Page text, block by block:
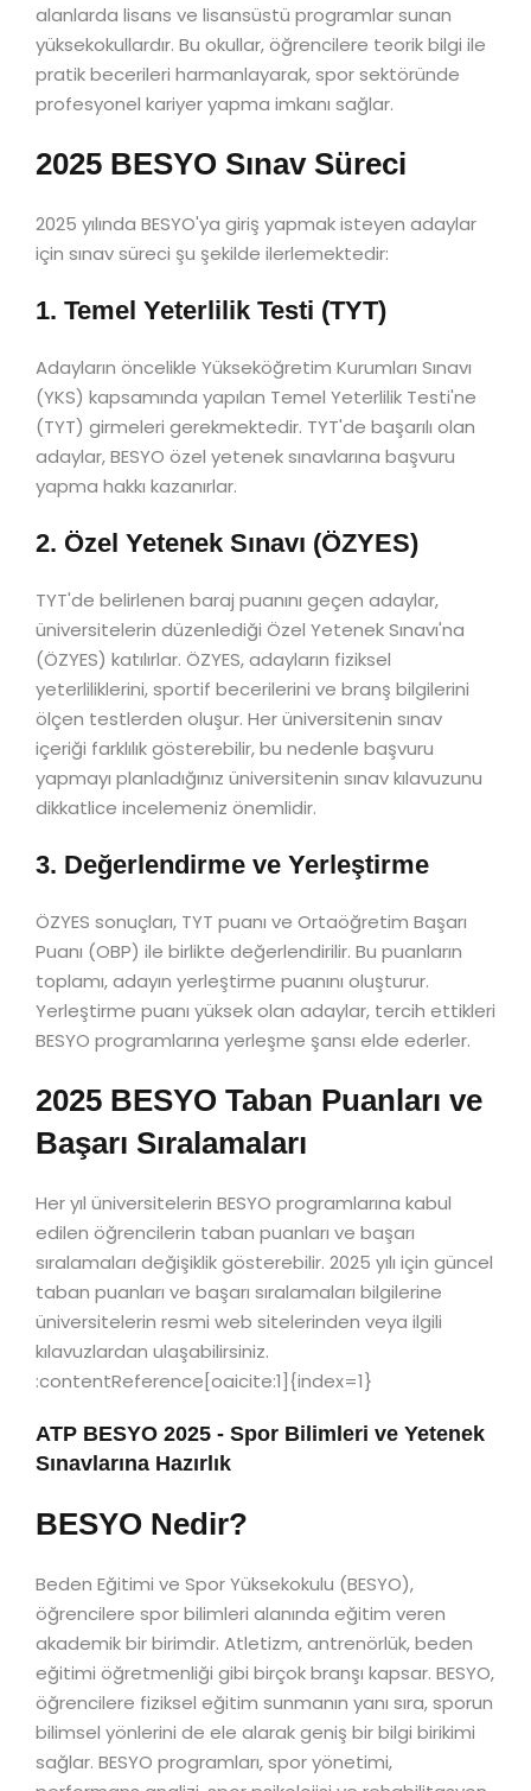
alanlarda lisans ve lisansüstü programlar sunan
yüksekokullardır. Bu okullar, öğrencilere teorik bilgi ile
pratik becerileri harmanlayarak, spor sektöründe
profesyonel kariyer yapma imkanı sağlar.
2025 BESYO Sınav Süreci
2025 yılında BESYO'ya giriş yapmak isteyen adaylar
için sınav süreci şu şekilde ilerlemektedir:
1. Temel Yeterlilik Testi (TYT)
Adayların öncelikle Yükseköğretim Kurumları Sınavı
(YKS) kapsamında yapılan Temel Yeterlilik Testi'ne
(TYT) girmeleri gerekmektedir. TYT'de başarılı olan
adaylar, BESYO özel yetenek sınavlarına başvuru
yapma hakkı kazanırlar.
2. Özel Yetenek Sınavı (ÖZYES)
TYT'de belirlenen baraj puanını geçen adaylar,
üniversitelerin düzenlediği Özel Yetenek Sınavı'na
(ÖZYES) katılırlar. ÖZYES, adayların fiziksel
yeterliliklerini, sportif becerilerini ve branş bilgilerini
ölçen testlerden oluşur. Her üniversitenin sınav
içeriği farklılık gösterebilir, bu nedenle başvuru
yapmayı planladığınız üniversitenin sınav kılavuzunu
dikkatlice incelemeniz önemlidir.
3. Değerlendirme ve Yerleştirme
ÖZYES sonuçları, TYT puanı ve Ortaöğretim Başarı
Puanı (OBP) ile birlikte değerlendirilir. Bu puanların
toplamı, adayın yerleştirme puanını oluşturur.
Yerleştirme puanı yüksek olan adaylar, tercih ettikleri
BESYO programlarına yerleşme şansı elde ederler.
2025 BESYO Taban Puanları ve
Başarı Sıralamaları
Her yıl üniversitelerin BESYO programlarına kabul
edilen öğrencilerin taban puanları ve başarı
sıralamaları değişiklik gösterebilir. 2025 yılı için güncel
taban puanları ve başarı sıralamaları bilgilerine
üniversitelerin resmi web sitelerinden veya ilgili
kılavuzlardan ulaşabilirsiniz.
:contentReference[oaicite:1]{index=1}
ATP BESYO 2025 - Spor Bilimleri ve Yetenek
Sınavlarına Hazırlık
BESYO Nedir?
Beden Eğitimi ve Spor Yüksekokulu (BESYO),
öğrencilere spor bilimleri alanında eğitim veren
akademik bir birimdir. Atletizm, antrenörlük, beden
eğitimi öğretmenliği gibi birçok branşı kapsar. BESYO,
öğrencilere fiziksel eğitim sunmanın yanı sıra, sporun
bilimsel yönlerini de ele alarak geniş bir bilgi birikimi
sağlar. BESYO programları, spor yönetimi,